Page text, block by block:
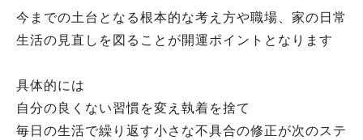
今までの土台となる根本的な考え方や職場、家の日常
生活の見直しを図ることが開運ポイントとなります
具体的には
自分の良くない習慣を変え執着を捨て
毎日の生活で繰り返す小さな不具合の修正が次のステ